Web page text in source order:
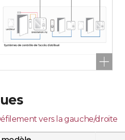
vers la gauche/droite